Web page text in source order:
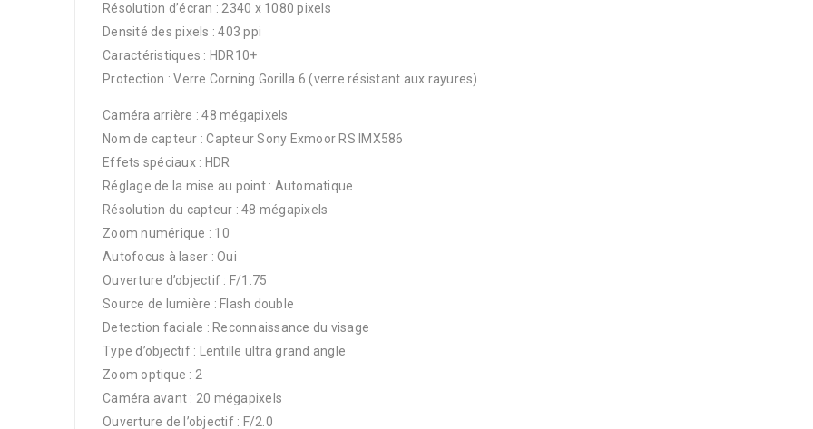
Résolution d’écran : 2340 x 1080 pixels
Densité des pixels : 403 ppi
Caractéristiques : HDR10+
Protection : Verre Corning Gorilla 6 (verre résistant aux rayures)
Caméra arrière : 48 mégapixels
Nom de capteur : Capteur Sony Exmoor RS IMX586
Effets spéciaux : HDR
Réglage de la mise au point : Automatique
Résolution du capteur : 48 mégapixels
Zoom numérique : 10
Autofocus à laser : Oui
Ouverture d’objectif : F/1.75
Source de lumière : Flash double
Detection faciale : Reconnaissance du visage
Type d’objectif : Lentille ultra grand angle
Zoom optique : 2
Caméra avant : 20 mégapixels
Ouverture de l’objectif : F/2.0